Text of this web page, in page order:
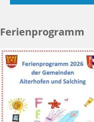
Ferienprogramm